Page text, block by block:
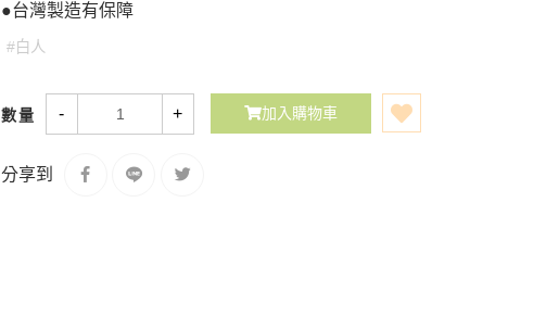
●台灣製造有保障
#白人
數量 - + 加入購物車
分享到